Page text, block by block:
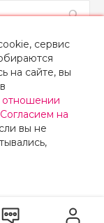
сервис
на сайте, вы
отношении
Согласием на
вы не